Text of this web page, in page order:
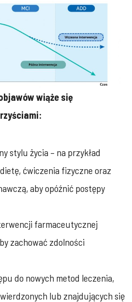
wiąże się
stylu życia – na przykład
ćwiczenia fizyczne oraz
aby opóźnić postępy
farmaceutycznej
zachować zdolności
do nowych metod leczenia,
lub znajdujących się